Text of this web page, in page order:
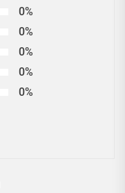
0%
0%
0%
0%
0%